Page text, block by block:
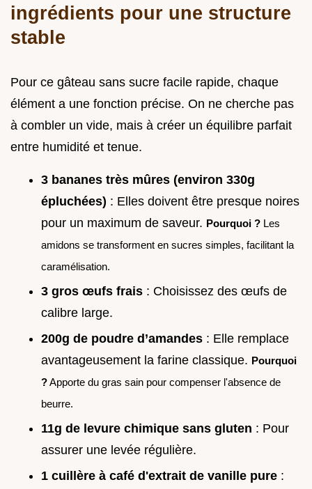
ingrédients pour une structure
stable
Pour ce gâteau sans sucre facile rapide, chaque
élément a une fonction précise. On ne cherche pas
à combler un vide, mais à créer un équilibre parfait
entre humidité et tenue.
3 bananes très mûres (environ 330g
épluchées) : Elles doivent être presque noires
pour un maximum de saveur. Pourquoi ? Les
amidons se transforment en sucres simples, facilitant la
caramélisation.
3 gros œufs frais : Choisissez des œufs de
calibre large.
200g de poudre d’amandes : Elle remplace
avantageusement la farine classique. Pourquoi
?Apporte du gras sain pour compenser l'absence de
beurre.
11g de levure chimique sans gluten : Pour
assurer une levée régulière.
1 cuillère à café d'extrait de vanille pure :